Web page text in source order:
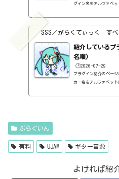
グイン名をアルファ
料）2B DELAYED
VERBED（2B Played
B Played Music・フィ
arts・EQ・無料）40'S
ム...
SSS／がらくてぃっく＝す
紹介しているプ
名順）
🕒️2026-07-29
プラグイン紹介のペー
カー名をアルファベ
ぷらぐいん
有料 UJAM ギター音源
よければ紹